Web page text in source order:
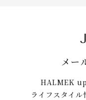
メー
HALMEK
ライフスタイル